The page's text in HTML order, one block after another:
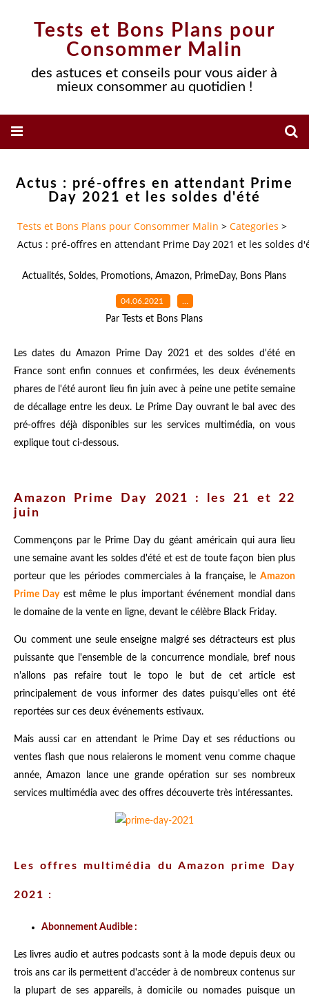
Tests et Bons Plans pour
Consommer Malin
des astuces et conseils pour vous aider à
mieux consommer au quotidien !
Actus : pré-offres en attendant Prime
Day 2021 et les soldes d'été
Tests et Bons Plans pour Consommer Malin > Categories >
Actus : pré-offres en attendant Prime Day 2021 et les soldes
Actualités,Soldes, Promotions,Amazon, PrimeDay, Bons Plans
04.06.2021 …
Par Tests et Bons Plans
Les dates du Amazon Prime Day 2021 et des soldes d'été en
France sont enfin connues et confirmées, les deux événements
phares de l'été auront lieu fin juin avec à peine une petite semaine
de décallage entre les deux. Le Prime Day ouvrant le bal avec des
pré-offres déjà disponibles sur les services multimédia, on vous
explique tout ci-dessous.
Amazon Prime Day 2021 : les 21 et 22
juin
Commençons par le Prime Day du géant américain qui aura lieu
une semaine avant les soldes d'été et est de toute façon bien plus
porteur que les périodes commerciales à la française, le Amazon
Prime Dayest même le plus important événement mondial dans
le domaine de la vente en ligne, devant le célèbre Black Friday.
Ou comment une seule enseigne malgré ses détracteurs est plus
puissante que l'ensemble de la concurrence mondiale, bref nous
n'allons pas refaire tout le topo le but de cet article est
principalement de vous informer des dates puisqu'elles ont été
reportées sur ces deux événements estivaux.
Mais aussi car en attendant le Prime Day et ses réductions ou
ventes flash que nous relaierons le moment venu comme chaque
année, Amazon lance une grande opération sur ses nombreux
services multimédia avec des offres découverte très intéressantes.
Les offres multimédia du Amazon prime Day
2021 :
Abonnement Audible :
Les livres audio et autres podcasts sont à la mode depuis deux ou
trois ans car ils permettent d'accéder à de nombreux contenus sur
la plupart de ses appareils, à domicile ou nomades puisque un